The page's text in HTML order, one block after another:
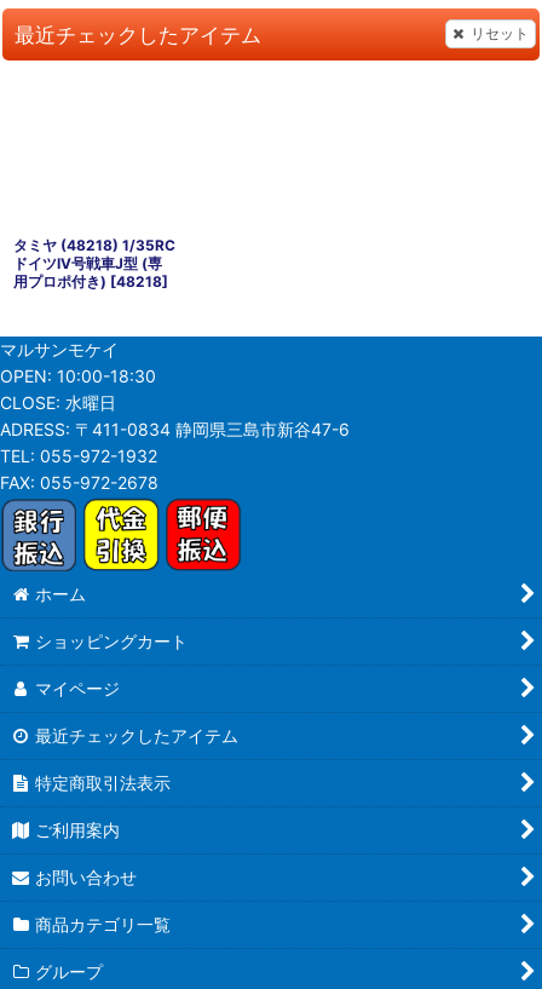
最近チェックしたアイテム リセット
タミヤ (48218) 1/35RC
ドイツIV号戦車J型 (専
用プロポ付き) [48218]
マルサンモケイ
OPEN: 10:00-18:30
CLOSE: 水曜日
ADRESS: 〒411-0834 静岡県三島市新谷47-6
TEL: 055-972-1932
FAX: 055-972-2678
ホーム
ショッピングカート
マイページ
最近チェックしたアイテム
特定商取引法表示
ご利用案内
お問い合わせ
商品カテゴリ一覧
グループ